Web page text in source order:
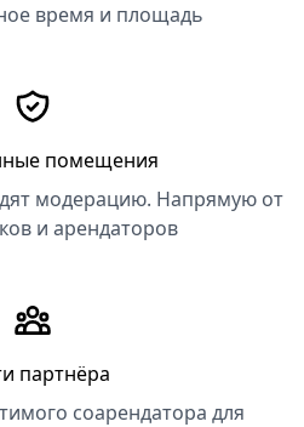
время и площадь
помещения
модерацию. Напрямую от
и арендаторов
партнёра
соарендатора для